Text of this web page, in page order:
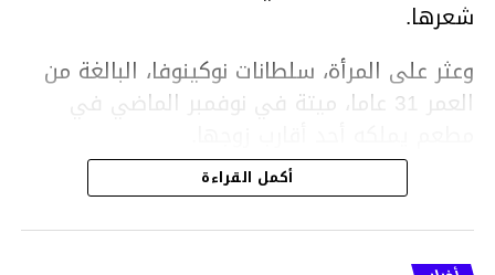
شعرها.
وعثر على المرأة، سلطانات نوكينوفا، البالغة من
العمر 31 عاما، ميتة في نوفمبر الماضي في
ووفقا لتقرير الطبيب الشرعي، توفيت نوكينوفا
متأثرة بصدمة في الدماغ، وكانت إحدى عظام
أنفها مكسورة وكانت هناك كدمات متعددة على
أكمل القراءة